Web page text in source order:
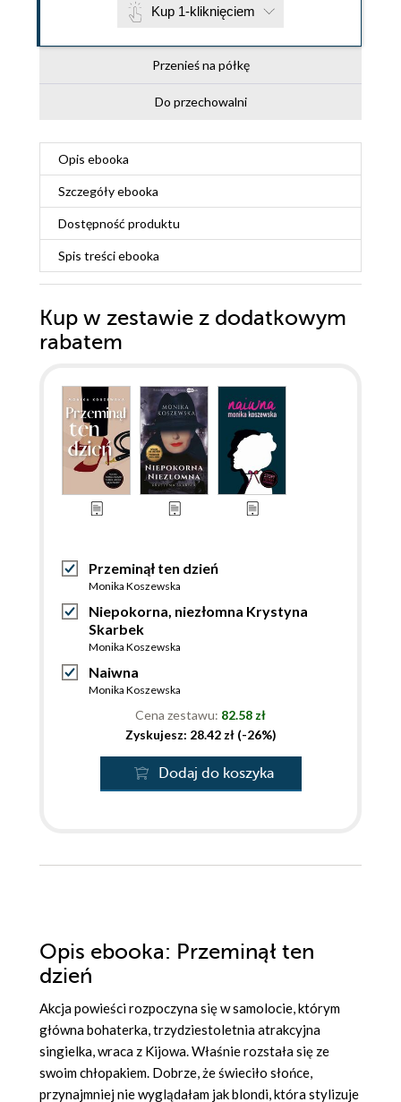
Kup 1-kliknięciem
Przenieś na półkę
Do przechowalni
Opis ebooka
Szczegółyebooka
Dostępność produktu
Spis treściebooka
Kup w zestawie z dodatkowym
rabatem
Przeminął ten dzień
Monika Koszewska
Niepokorna, niezłomna Krystyna
Skarbek
Monika Koszewska
Naiwna
Monika Koszewska
Cena zestawu: 82.58 zł
Zyskujesz: 28.42 zł (-26%)
Dodaj do koszyka
Opis ebooka: Przeminął ten
dzień
Akcja powieści rozpoczyna się w samolocie, którym
główna bohaterka, trzydziestoletnia atrakcyjna
singielka, wraca z Kijowa. Właśnie rozstała się ze
swoim chłopakiem. Dobrze, że świeciło słońce,
przynajmniej nie wyglądałam jak blondi, która stylizuje